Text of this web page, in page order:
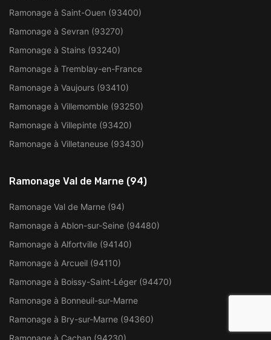
Ramonage à Saint-Ouen (93400)
Ramonage à Sevran (93270)
Ramonage à Stains (93240)
Ramonage à Tremblay-en-France
Ramonage à Vaujours (93410)
Ramonage à Villemomble (93250)
Ramonage à Villepinte (93420)
Ramonage à Villetaneuse (93430)
Ramonage Val de Marne (94)
Ramonage Val de Marne (94)
Ramonage à Ablon-sur-Seine (94480)
Ramonage à Alfortville (94140)
Ramonage à Arcueil (94110)
Ramonage à Boissy-Saint-Léger (94470)
Ramonage à Bonneuil-sur-Marne
Ramonage à Bry-sur-Marne (94360)